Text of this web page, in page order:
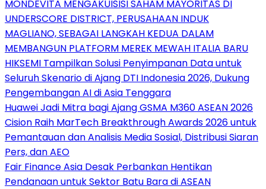
MONDEVITA MENGAKUISISI SAHAM MAYORITAS DI
UNDERSCORE DISTRICT, PERUSAHAAN INDUK
MAGLIANO, SEBAGAI LANGKAH KEDUA DALAM
MEMBANGUN PLATFORM MEREK MEWAH ITALIA BARU
HIKSEMI Tampilkan Solusi Penyimpanan Data untuk
Seluruh Skenario di Ajang DTI Indonesia 2026, Dukung
Pengembangan AI di Asia Tenggara
Huawei Jadi Mitra bagi Ajang GSMA M360 ASEAN 2026
Cision Raih MarTech Breakthrough Awards 2026 untuk
Pemantauan dan Analisis Media Sosial, Distribusi Siaran
Pers, dan AEO
Fair Finance Asia Desak Perbankan Hentikan
Pendanaan untuk Sektor Batu Bara di ASEAN